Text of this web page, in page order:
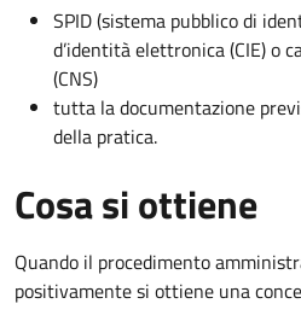
SPID (sistema pubblico di
d’identità elettronica (CIE) o
(CNS)
tutta la documentazione
della pratica.
Cosa si ottiene
Quando il procedimento
positivamente si ottiene una